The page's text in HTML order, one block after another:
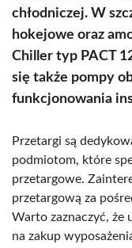
chłodniczej. W
hokejowe oraz
Chiller typ PACT
się także pompy
funkcjonowania
Przetargi są
podmiotom, które
przetargowe.
przetargową za
Warto zaznaczyć, że
na zakup